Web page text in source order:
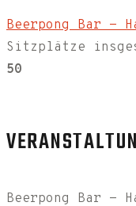
Beerpong Bar -
Sitzplätze
50
Beerpong Bar -